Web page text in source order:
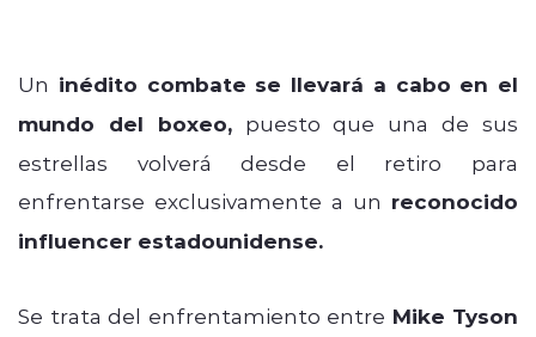
Un inédito combate se llevará a cabo en el
mundo del boxeo,puesto que una de sus
estrellas volverá desde el retiro para
enfrentarse exclusivamente a un reconocido
influencer estadounidense.
Se trata del enfrentamiento entre Mike Tyson